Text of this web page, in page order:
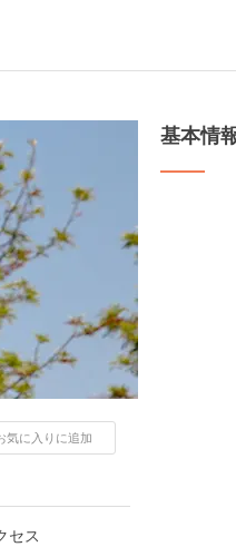
気に入りに追加
セス
基本情